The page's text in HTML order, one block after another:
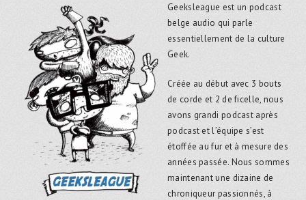
Geeksleague est un podcast
belge audio qui parle
essentiellement de la culture
Geek.
Créée au début avec 3 bouts
de corde et 2 de ficelle, nous
avons grandi podcast après
podcast et l’équipe s’est
étoffée au fur et à mesure des
années passée. Nous sommes
maintenant une dizaine de
chroniqueur passionnés, à